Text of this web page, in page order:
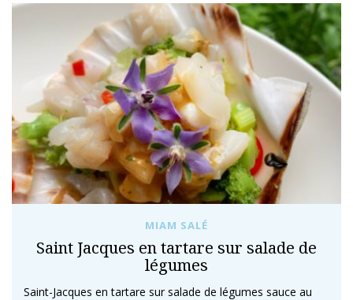
MIAM SALÉ
Saint Jacques en tartare sur salade de
légumes
Saint-Jacques en tartare sur salade de légumes sauce au